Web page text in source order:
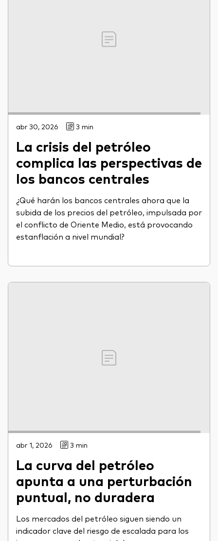
abr 30, 2026 3 min
La crisis del petróleo
complica las perspectivas de
los bancos centrales
¿Qué harán los bancos centrales ahora que la
subida de los precios del petróleo, impulsada por
el conflicto de Oriente Medio, está provocando
estanflación a nivel mundial?
abr 1, 2026 3 min
La curva del petróleo
apunta a una perturbación
puntual, no duradera
Los mercados del petróleo siguen siendo un
indicador clave del riesgo de escalada para los